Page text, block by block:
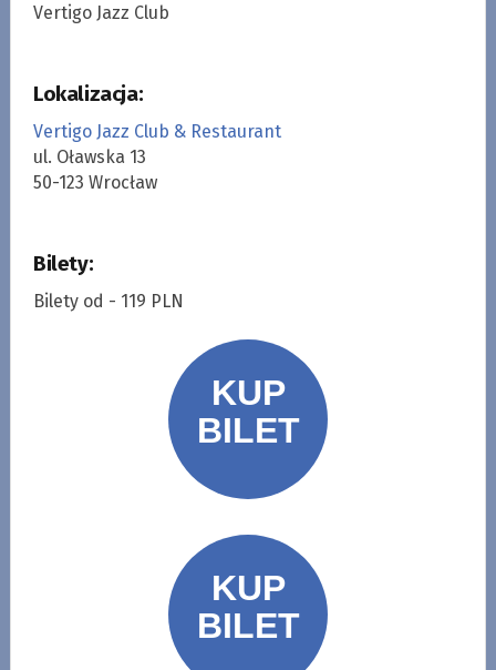
Vertigo Jazz Club
Lokalizacja:
Vertigo Jazz Club & Restaurant
ul. Oławska 13
50-123 Wrocław
Bilety:
Bilety od - 119 PLN